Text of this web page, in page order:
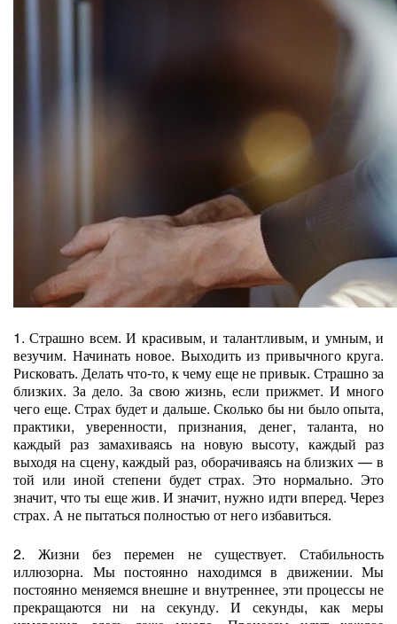
1. Страшно всем. И красивым, и талантливым, и умным, и
везучим. Начинать новое. Выходить из привычного круга.
Рисковать. Делать что-то, к чему еще не привык. Страшно за
близких. За дело. За свою жизнь, если прижмет. И много
чего еще. Страх будет и дальше. Сколько бы ни было опыта,
практики, уверенности, признания, денег, таланта, но
каждый раз замахиваясь на новую высоту, каждый раз
выходя на сцену, каждый раз, оборачиваясь на близких — в
той или иной степени будет страх. Это нормально. Это
значит, что ты еще жив. И значит, нужно идти вперед. Через
страх. А не пытаться полностью от него избавиться.
2. Жизни без перемен не существует. Стабильность
иллюзорна. Мы постоянно находимся в движении. Мы
постоянно меняемся внешне и внутреннее, эти процессы не
прекращаются ни на секунду. И секунды, как меры